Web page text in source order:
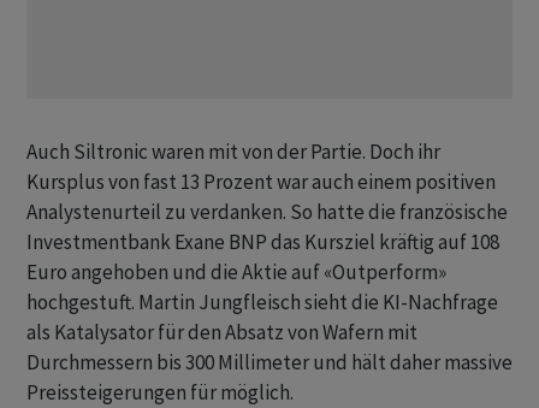
Auch Siltronic waren mit von der Partie. Doch ihr
Kursplus von fast 13 Prozent war auch einem positiven
Analystenurteil zu verdanken. So hatte die französische
Investmentbank Exane BNP das Kursziel kräftig auf 108
Euro angehoben und die Aktie auf «Outperform»
hochgestuft. Martin Jungfleisch sieht die KI-Nachfrage
als Katalysator für den Absatz von Wafern mit
Durchmessern bis 300 Millimeter und hält daher massive
Preissteigerungen für möglich.